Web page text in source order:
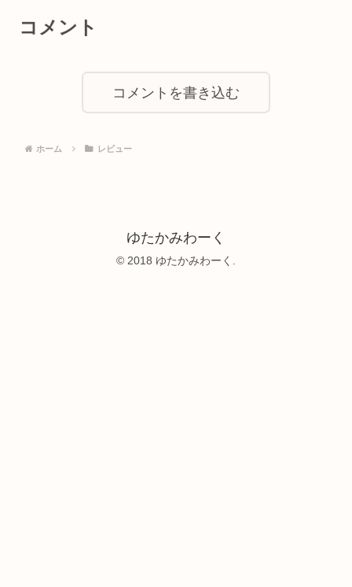
コメント
コメントを書き込む
ホーム レビュー
ゆたかみわーく
© 2018 ゆたかみわーく.